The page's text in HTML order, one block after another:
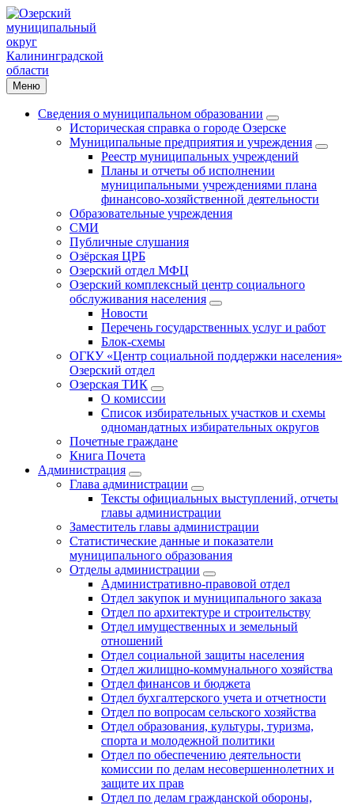
Меню
Сведения о муниципальном образовании
Историческая справка о городе Озерске
Муниципальные предприятия и учреждения
Реестр муниципальных учреждений
Планы и отчеты об исполнении
муниципальными учреждениями плана
финансово-хозяйственной деятельности
Образовательные учреждения
СМИ
Публичные слушания
Озёрская ЦРБ
Озерский отдел МФЦ
Озерский комплексный центр социального
обслуживания населения
Новости
Перечень государственных услуг и работ
Блок-схемы
ОГКУ «Центр социальной поддержки населения»
Озерский отдел
Озерская ТИК
О комиссии
Список избирательных участков и схемы
одномандатных избирательных округов
Почетные граждане
Книга Почета
Администрация
Глава администрации
Тексты официальных выступлений, отчеты
главы администрации
Заместитель главы администрации
Статистические данные и показатели
муниципального образования
Отделы администрации
Административно-правовой отдел
Отдел закупок и муниципального заказа
Отдел по архитектуре и строительству
Отдел имущественных и земельный
отношений
Отдел социальной защиты населения
Отдел жилищно-коммунального хозяйства
Отдел финансов и бюджета
Отдел бухгалтерского учета и отчетности
Отдел по вопросам сельского хозяйства
Отдел образования, культуры, туризма,
спорта и молодежной политики
Отдел по обеспечению деятельности
комиссии по делам несовершеннолетних и
защите их прав
Отдел по делам гражданской обороны,